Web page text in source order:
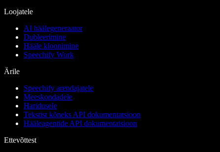
Loojatele
AI häälegeneraator
Dubleerimine
Hääle kloonimine
Speechify Work
Ärile
Speechify arendajatele
Meeskondadele
Haridusele
Tekstist kõneks API dokumentatsioon
Hääleagentide API dokumentatsioon
Ettevõttest